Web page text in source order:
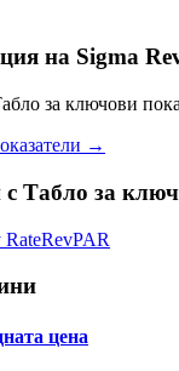
на Sigma
за ключови
→
Табло за
RateRevPAR
цена